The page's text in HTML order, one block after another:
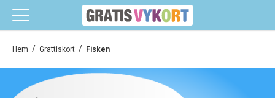
Hem / Grattiskort / Fisken